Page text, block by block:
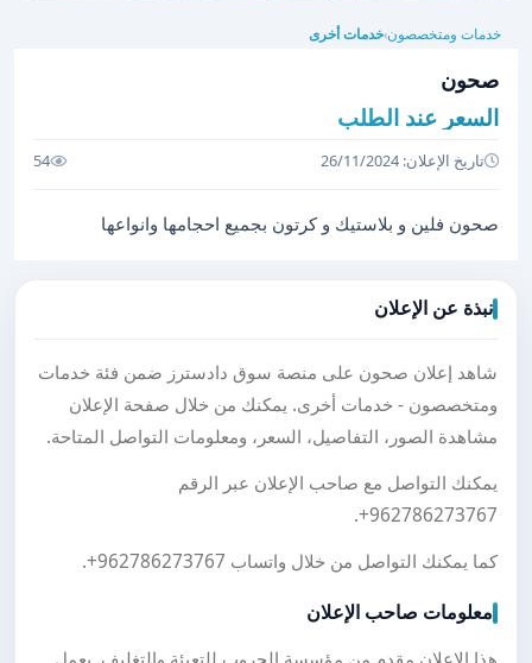
خدمات ومتخصصون›خدمات أخرى
صحون
السعر عند الطلب
تاريخ الإعلان: 26/11/2024 54
صحون فلين و بلاستيك و كرتون بجميع احجامها وانواعها
نبذة عن الإعلان
شاهد إعلان صحون على منصة سوق دادسترز ضمن فئة خدمات
ومتخصصون - خدمات أخرى. يمكنك من خلال صفحة الإعلان
مشاهدة الصور، التفاصيل، السعر، ومعلومات التواصل المتاحة.
يمكنك التواصل مع صاحب الإعلان عبر الرقم
+962786273767
.
كما يمكنك التواصل من خلال واتساب +962786273767
.
معلومات صاحب الإعلان